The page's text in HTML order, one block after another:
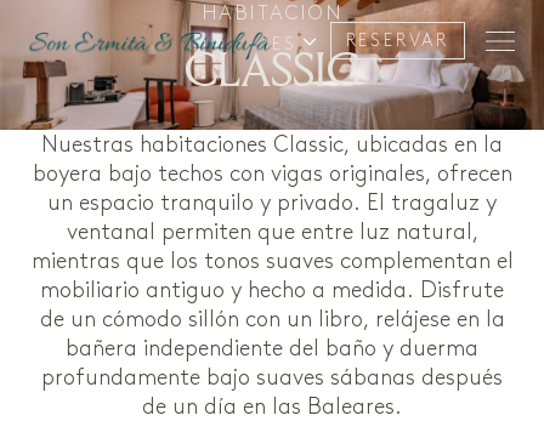
ES RESERVAR
HABITACIÓN
CLASSIC
Nuestras habitaciones Classic, ubicadas en la
boyera bajo techos con vigas originales, ofrecen
un espacio tranquilo y privado. El tragaluz y
ventanal permiten que entre luz natural,
mientras que los tonos suaves complementan el
mobiliario antiguo y hecho a medida. Disfrute
de un cómodo sillón con un libro, relájese en la
bañera independiente del baño y duerma
profundamente bajo suaves sábanas después
de un día en las Baleares.